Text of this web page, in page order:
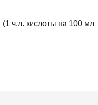
ч.л. кислоты на 100 мл